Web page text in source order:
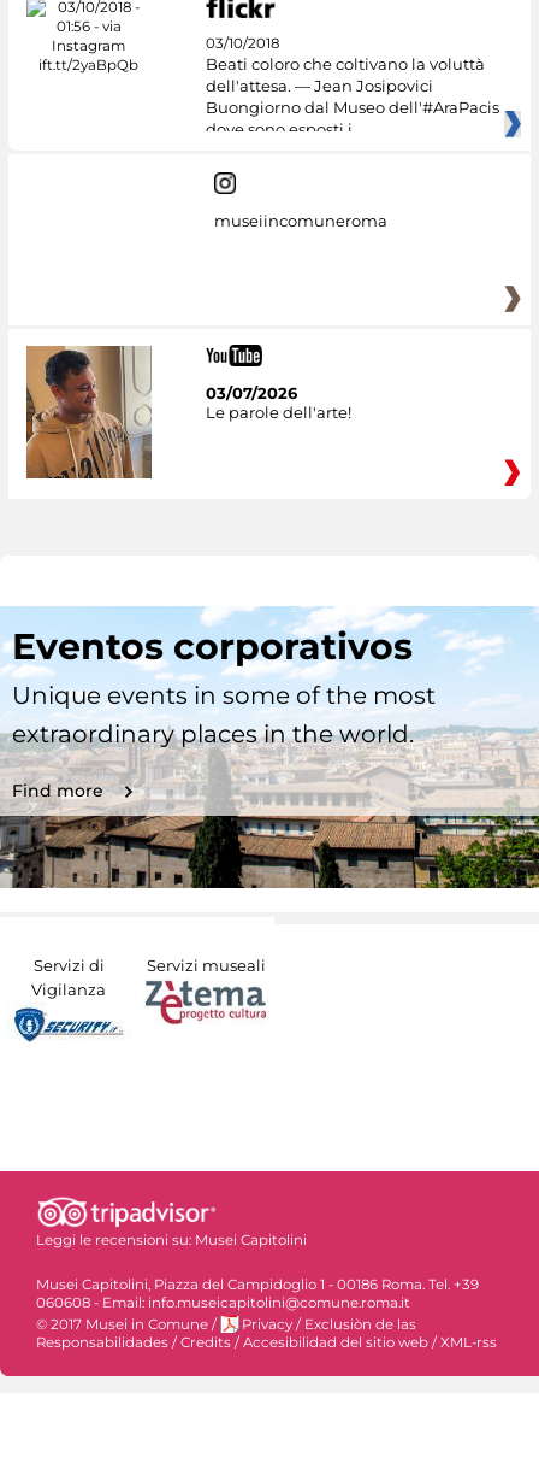
03/10/2018
Beati coloro che coltivano la voluttà
dell'attesa. — Jean Josipovici
Buongiorno dal Museo dell'#AraPacis
dove sono esposti i
museiincomuneroma
03/07/2026
Le parole dell'arte!
Eventos corporativos
Unique events in some of the most
extraordinary places in the world.
Find more
Servizi di
Vigilanza
Servizi museali
Leggi le recensioni su: Musei Capitolini
Musei Capitolini, Piazza del Campidoglio 1 - 00186 Roma. Tel. +39
060608 - Email: info.museicapitolini@comune.roma.it
© 2017 Musei in Comune / Privacy / Exclusiòn de las
Responsabilidades /Credits /Accesibilidad del sitio web /XML-rss